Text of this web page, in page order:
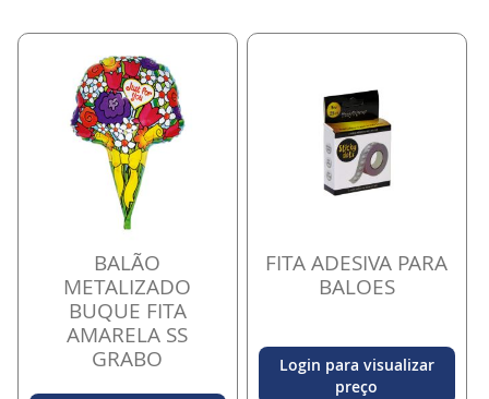
BALÃO
METALIZADO
BUQUE FITA
AMARELA SS
GRABO
FITA ADESIVA PARA
BALOES
Login para visualizar
preço